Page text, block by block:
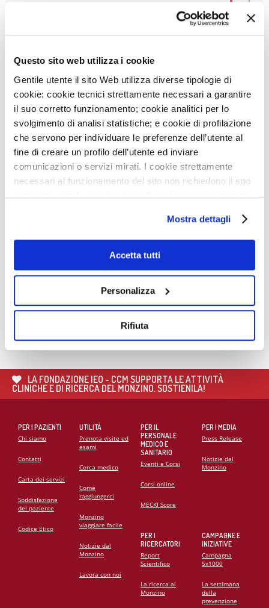
Questo sito web utilizza i cookie
Gentile utente il sito Web utilizza diverse tipologie di
cookie: cookie tecnici strettamente necessari a garantire
il suo corretto funzionamento; cookie analitici per lo
svolgimento di analisi statistiche; e cookie di profilazione
che servono per individuare le preferenze dell’utente al
fine di creare un profilo dell’utente ed inviare
comunicazioni o servizi mirati. I cookie strettamente
necessari al funzionamento del sito non richiedono il suo
consenso, per le altre tipologie di cookie potrà esprimere
Qualora non volesse esprimere preferenze può chiudere
il banner cliccando sul tasto x; in tal caso potranno
essere utilizzati solo i cookie strettamente necessari al
funzionamento del sito. Per “Maggiori Informazioni” la
Mostra dettagli
Accetta tutti
Personalizza
Rifiuta
AVVISO: CHIUSURA SERVIZI
8LUG
16/7
22 GIU
ACCREDITAMENTO DELLA NOSTRA UOS DI RM
CARDIOVASCOLARE
22GIU
ONDATE DI CALORE, ALCUNI CONSIGLI PER
PRENDERSI CURA DEL CUORE
APERTE LE ISCRIZIONI PER I CORSI AUTUNNALI
DELLA MONZINO IMAGING ACADEMY
🌍 RIPARTE LA SECONDA FASE DEL PROGETTO DI
COOPERAZIONE SANITARIA IN ANGOLA
PROF. GIANFRANCO SINAGRA AL CONGRESSO
CARDIO MONZINO 2025
NEWSLETTER
Iscriviti e ricevi le ultime news del
LA FONDAZIONE IEO - CCM SUPPORTA LE ATTIVITÀ
CLINICHE E DI RICERCA DEL MONZINO. SOSTIENILA!
PER I PAZIENTI
Chi siamo
Contatti
Carta dei servizi
Soddisfazione
del paziente
Codice Etico
UTILITÀ
Prenota visite ed
esami
Cerca medico
Come
raggiungerci
Monzino
viaggiare facile
Notizie dal
Monzino
Lavora con noi
PER IL
PERSONALE
MEDICO E
SANITARIO
Eventi e Corsi
Corsi online
MECKI Score
PER I
RICERCATORI
Report
Scientifico
La ricerca al
Monzino
PER I MEDIA
Press Release
Notizie dal
Monzino
CAMPAGNE E
INIZIATIVE
Campagna
5x1000
La settimana
della
prevenzione